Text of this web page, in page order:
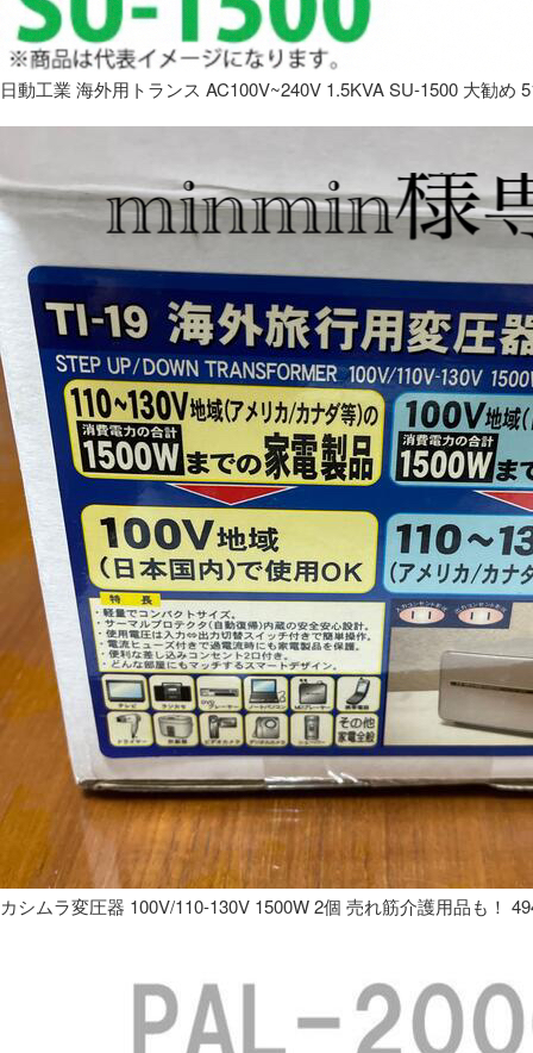
日動工業 海外用トランス AC100V~240V 1.5KVA SU-1500 大勧め
カシムラ変圧器 100V/110-130V 1500W 2個 売れ筋介護用品も！